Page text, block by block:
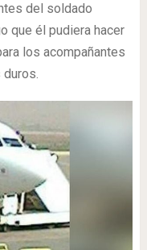
del soldado
que él pudiera hacer
los acompañantes